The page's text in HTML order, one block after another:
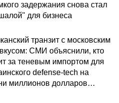
задержания снова стал
для бизнеса
транзит с московским
СМИ объяснили, кто
за теневым импортом для
defense-tech на
миллионов долларов…